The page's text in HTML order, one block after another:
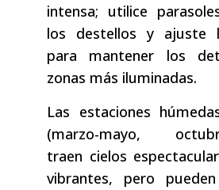
intensa; utilice
los destellos y ajuste
para mantener los
zonas más iluminadas.
Las estaciones
(marzo-mayo,
traen cielos
vibrantes, pero